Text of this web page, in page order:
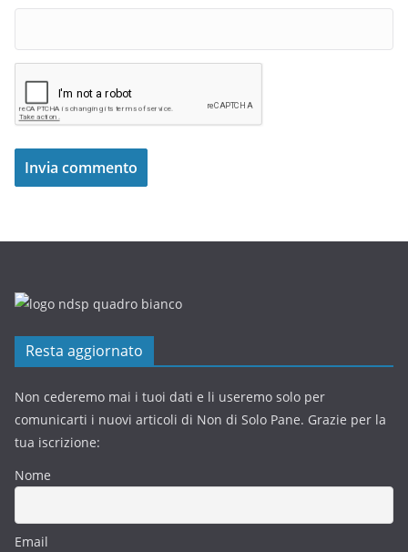
Resta aggiornato
Non cederemo mai i tuoi dati e li useremo solo per
comunicarti i nuovi articoli di Non di Solo Pane. Grazie per la
tua iscrizione:
Nome
Email